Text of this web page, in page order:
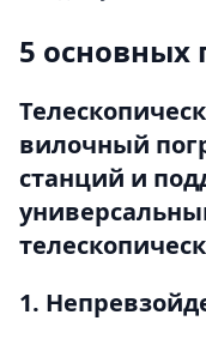
5 основных
вилочный
станций и
1.